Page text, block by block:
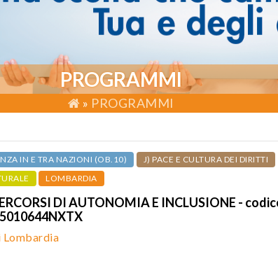
PROGRAMMI
» PROGRAMMI
IN E TRA NAZIONI (OB.10)
J) PACE E CULTURA DEI DIRITTI
LOMBARDIA
DI AUTONOMIA E INCLUSIONE -